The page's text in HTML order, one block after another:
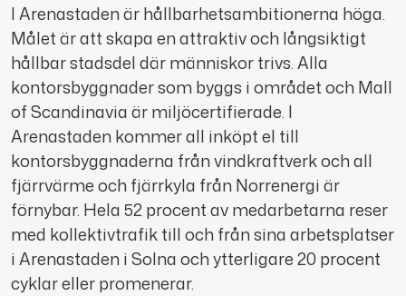
I Arenastaden är hållbarhetsambitionerna höga.
Målet är att skapa en attraktiv och långsiktigt
hållbar stadsdel där människor trivs. Alla
kontorsbyggnader som byggs i området och Mall
of Scandinavia är miljöcertifierade. I
Arenastaden kommer all inköpt el till
kontorsbyggnaderna från vindkraftverk och all
fjärrvärme och fjärrkyla från Norrenergi är
förnybar. Hela 52 procent av medarbetarna reser
med kollektivtrafik till och från sina arbetsplatser
i Arenastaden i Solna och ytterligare 20 procent
cyklar eller promenerar.